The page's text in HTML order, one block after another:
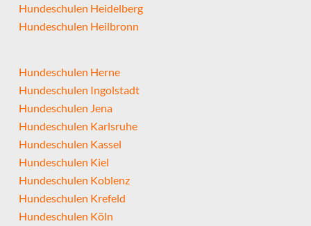
Hundeschulen Heidelberg
Hundeschulen Heilbronn
Hundeschulen Herne
Hundeschulen Ingolstadt
Hundeschulen Jena
Hundeschulen Karlsruhe
Hundeschulen Kassel
Hundeschulen Kiel
Hundeschulen Koblenz
Hundeschulen Krefeld
Hundeschulen Köln